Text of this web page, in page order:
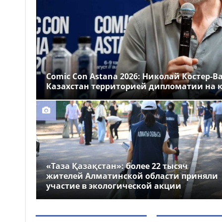
14:00
Более 1 млн тг: кому в
Казахстане предлагали
самые высокие зарплаты
12:55
Стало известно, на
какие специальности
выделили больше всего
грантов в Казахстане
Comic Con Astana 2026: Николай Костер-
Казахстан территорией дипломатии на
«Таза Қазақстан»: более 22 тысяч
жителей Алматинской области приняли
участие в экологической акции